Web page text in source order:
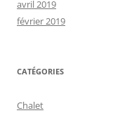
avril 2019
février 2019
CATÉGORIES
Chalet